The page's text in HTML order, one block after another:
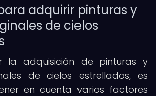
adquirir pinturas y
de cielos
la adquisición de pinturas y
de cielos estrellados, es
en cuenta varios factores